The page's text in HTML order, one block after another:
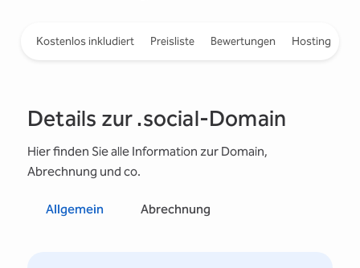
Kostenlos inkludiert Preisliste Bewertungen Hosting
Details zur .social-Domain
Hier finden Sie alle Information zur Domain,
Abrechnung und co.
Allgemein Abrechnung